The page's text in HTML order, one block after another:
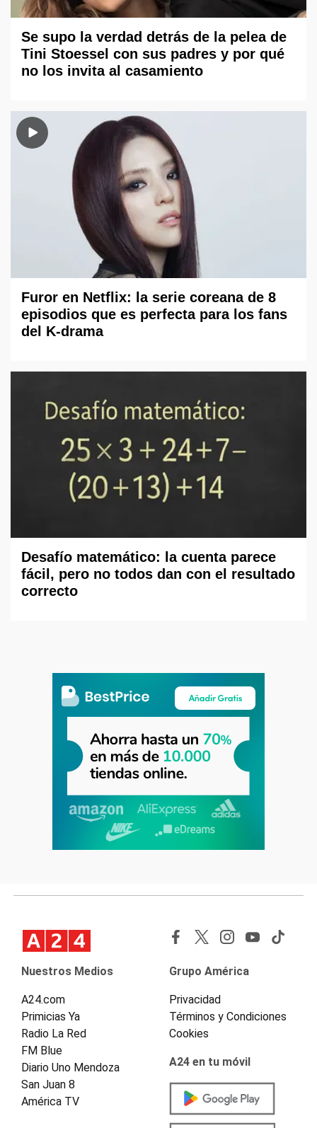
Se supo la verdad detrás de la pelea de
Tini Stoessel con sus padres y por qué
no los invita al casamiento
Furor en Netflix: la serie coreana de 8
episodios que es perfecta para los fans
del K-drama
Desafío matemático: la cuenta parece
fácil, pero no todos dan con el resultado
correcto
Nuestros Medios
A24.com
Primicias Ya
Radio La Red
FM Blue
Diario Uno Mendoza
San Juan 8
América TV
Grupo América
Privacidad
Términos y Condiciones
Cookies
A24 en tu móvil